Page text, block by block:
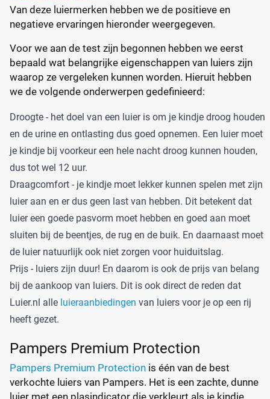
Van deze luiermerken hebben we de positieve en
negatieve ervaringen hieronder weergegeven.
Voor we aan de test zijn begonnen hebben we eerst
bepaald wat belangrijke eigenschappen van luiers zijn
waarop ze vergeleken kunnen worden. Hieruit hebben
we de volgende onderwerpen gedefinieerd:
Droogte - het doel van een luier is om je kindje droog houden
en de urine en ontlasting dus goed opnemen. Een luier moet
je kindje bij voorkeur een hele nacht droog kunnen houden,
dus tot wel 12 uur.
Draagcomfort - je kindje moet lekker kunnen spelen met zijn
luier aan en er dus geen last van hebben. Dit betekent dat
luier een goede pasvorm moet hebben en goed aan moet
sluiten bij de beentjes, de rug en de buik. En daarnaast moet
de luier natuurlijk ook niet zorgen voor huiduitslag.
Prijs - luiers zijn duur! En daarom is ook de prijs van belang
bij de aankoop van luiers. Dit is ook direct de reden dat
Luier.nl alle luieraanbiedingen van luiers voor je op een rij
heeft gezet.
Pampers Premium Protection
Pampers Premium Protection is één van de best
verkochte luiers van Pampers. Het is een zachte, dunne